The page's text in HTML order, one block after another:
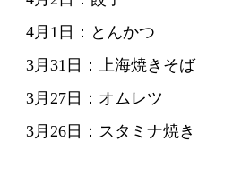
4月1日：とんかつ
3月31日：上海焼きそば
3月27日：オムレツ
3月26日：スタミナ焼き